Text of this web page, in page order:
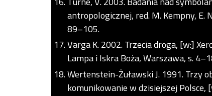
antropologicznej, red. M. Kempny,
89–105.
Varga K. 2002. Trzecia droga, [w:]
Lampa i Iskra Boża, Warszawa, s.
Wertenstein-Żuławski J. 1991. Trzy
komunikowanie w dzisiejszej